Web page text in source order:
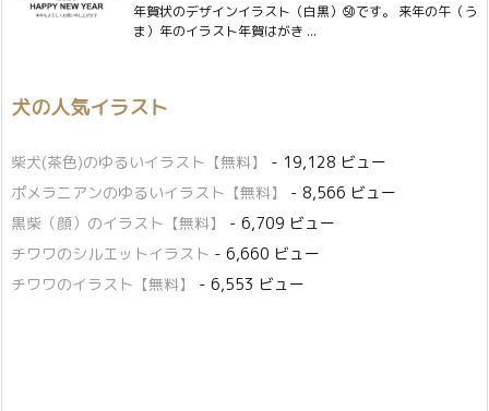
年賀状のデザインイラスト（白黒）㊿です。 来年の午（う
ま）年のイラスト年賀はがき ...
犬の人気イラスト
柴犬(茶色)のゆるいイラスト【無料】
- 19,128 ビュー
ポメラニアンのゆるいイラスト【無料】
- 8,566 ビュー
黒柴（顔）のイラスト【無料】
- 6,709 ビュー
チワワのシルエットイラスト - 6,660 ビュー
チワワのイラスト【無料】
- 6,553 ビュー